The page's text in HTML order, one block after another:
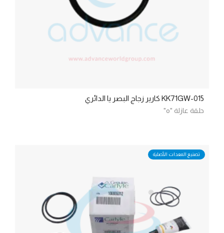
KK71GW-015 كارير زجاج البصر يا الدائري
حلقة عازلة "o"
تصنيع المعدات الأصلية